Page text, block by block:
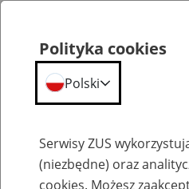
Emerytury
Polityka cookies
Polski
Serwisy ZUS
(niezbędne) oraz
cookies. Możesz